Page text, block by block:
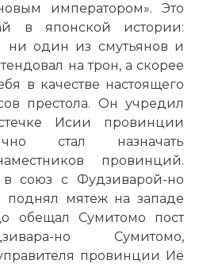
императором». Это
в японской истории:
ни один из смутьянов и
на трон, а скорее
в качестве настоящего
престола. Он учредил
Исии провинции
стал назначать
провинций.
в союз с Фудзиварой-но
поднял мятеж на западе
обещал Сумитомо пост
но Сумитомо,
провинции Иё